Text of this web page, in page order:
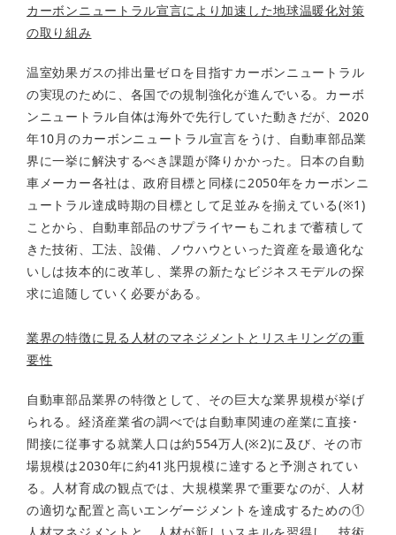
カーボンニュートラル宣言により加速した地球温暖化対策
の取り組み
温室効果ガスの排出量ゼロを目指すカーボンニュートラル
の実現のために、各国での規制強化が進んでいる。カーボ
ンニュートラル自体は海外で先行していた動きだが、2020
年10月のカーボンニュートラル宣言をうけ、自動車部品業
界に一挙に解決するべき課題が降りかかった。日本の自動
車メーカー各社は、政府目標と同様に2050年をカーボンニ
ュートラル達成時期の目標として足並みを揃えている(※1)
ことから、自動車部品のサプライヤーもこれまで蓄積して
きた技術、工法、設備、ノウハウといった資産を最適化な
いしは抜本的に改革し、業界の新たなビジネスモデルの探
求に追随していく必要がある。
業界の特徴に見る人材のマネジメントとリスキリングの重
要性
自動車部品業界の特徴として、その巨大な業界規模が挙げ
られる。経済産業省の調べでは自動車関連の産業に直接･
間接に従事する就業人口は約554万人(※2)に及び、その市
場規模は2030年に約41兆円規模に達すると予測されてい
る。人材育成の観点では、大規模業界で重要なのが、人材
の適切な配置と高いエンゲージメントを達成するための①